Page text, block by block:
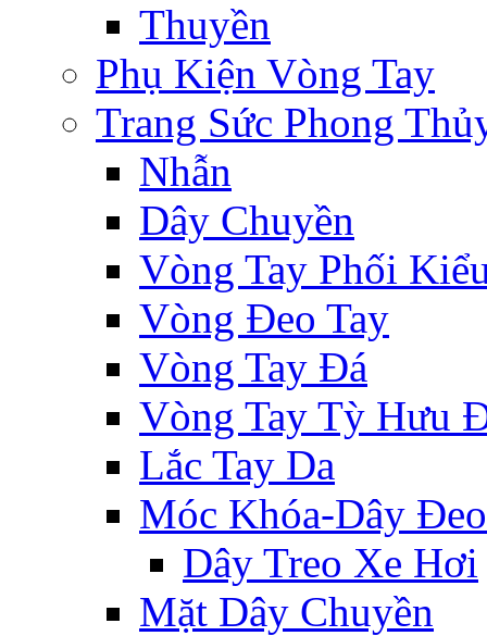
Thuyền
Phụ Kiện Vòng Tay
Trang Sức Phong
Nhẫn
Dây Chuyền
Vòng Tay Phối
Vòng Đeo Tay
Vòng Tay Đá
Vòng Tay Tỳ Hưu
Lắc Tay Da
Móc Khóa-Dây Đeo
Dây Treo Xe Hơi
Mặt Dây Chuyền